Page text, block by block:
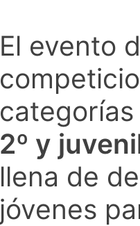
El evento
2º y
llena de
jóvenes